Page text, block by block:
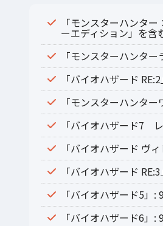
「モンスターハンタ
ーエディション」を含
「モンスターハンタ
「バイオハザード
「モンスターハンタ
「バイオハザード7
「バイオハザード ヴ
「バイオハザード
「バイオハザード5」:
「バイオハザード6」: